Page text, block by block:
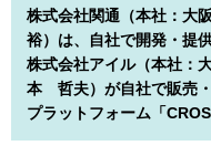
株式会社関通（本社：大
裕）は、自社で開発・提
株式会社アイル（本社：
本 哲夫）が自社で販売
プラットフォーム「